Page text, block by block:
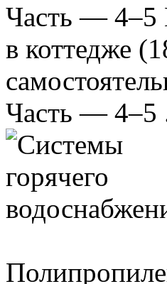
Часть — 4–5
в коттедже
Часть — 4–5